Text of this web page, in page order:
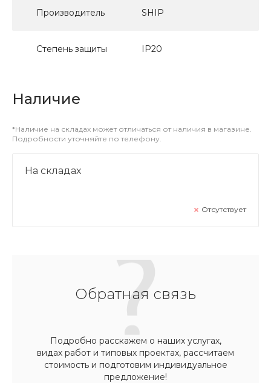
Производитель SHIP
Степень защиты IP20
Наличие
*Наличие на складах может отличаться от наличия в магазине.
Подробности уточняйте по телефону.
На складах
Отсутствует
Обратная связь
Подробно расскажем о наших услугах,
видах работ и типовых проектах, рассчитаем
стоимость и подготовим индивидуальное
предложение!